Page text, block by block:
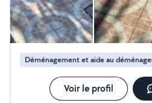
Déménagement et aide au
Voir le profil